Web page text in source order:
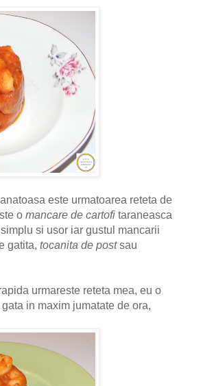
este urmatoarea reteta de
o mancare de cartofi taraneasca
si usor iar gustul mancarii
gatita, tocanita de postsau
urmareste reteta mea, eu o
in maxim jumatate de ora,